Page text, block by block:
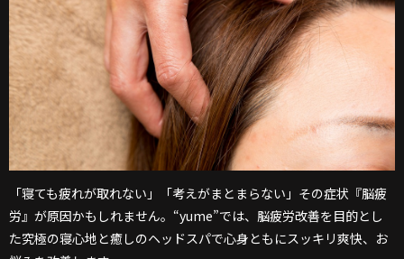
「寝ても疲れが取れない」「考えがまとまらない」その症状『脳疲
労』が原因かもしれません。“yume”では、脳疲労改善を目的とし
た究極の寝心地と癒しのヘッドスパで心身ともにスッキリ爽快、お